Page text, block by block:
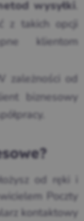
wysyłki
z takich opcji
klientom
zależności od
biznesowy
od ręki i
Poczty
kontaktowy